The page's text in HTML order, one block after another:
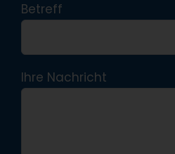
Betreff
Ihre Nachricht